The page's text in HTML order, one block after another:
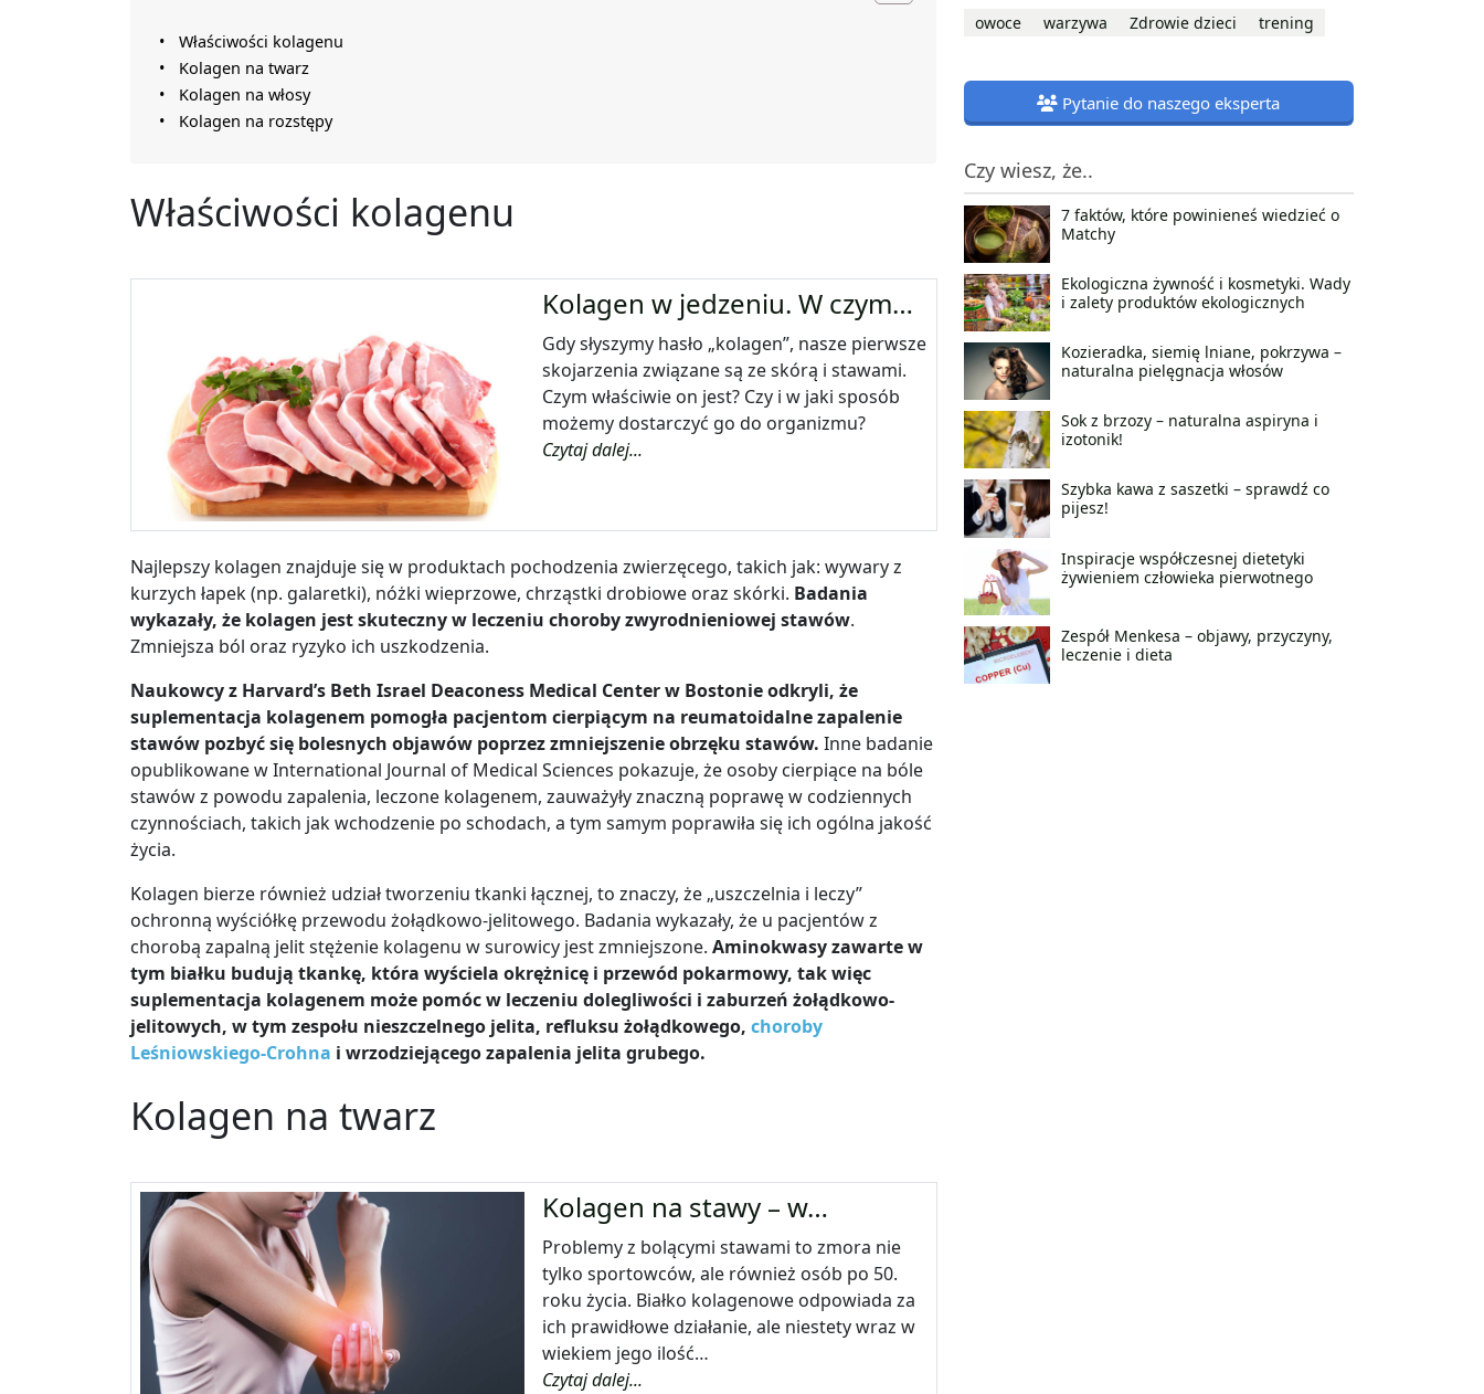
Właściwości kolagenu
Kolagen na twarz
Kolagen na włosy
Kolagen na rozstępy
Właściwości kolagenu
Kolagen w jedzeniu. W czym…
Gdy słyszymy hasło „kolagen”, nasze pierwsze
skojarzenia związane są ze skórą i stawami.
Czym właściwie on jest? Czy i w jaki sposób
możemy dostarczyć go do organizmu?
Czytaj dalej...
Najlepszy kolagen znajduje się w produktach pochodzenia zwierzęcego, takich jak: wywary z
kurzych łapek (np. galaretki), nóżki wieprzowe, chrząstki drobiowe oraz skórki. Badania
wykazały, że kolagen jest skuteczny w leczeniu choroby zwyrodnieniowej stawów.
Zmniejsza ból oraz ryzyko ich uszkodzenia.
Naukowcy z Harvard’s Beth Israel Deaconess Medical Center w Bostonie odkryli, że
suplementacja kolagenem pomogła pacjentom cierpiącym na reumatoidalne zapalenie
stawów pozbyć się bolesnych objawów poprzez zmniejszenie obrzęku stawów. Inne badanie
opublikowane w International Journal of Medical Sciences pokazuje, że osoby cierpiące na bóle
stawów z powodu zapalenia, leczone kolagenem, zauważyły znaczną poprawę w codziennych
czynnościach, takich jak wchodzenie po schodach, a tym samym poprawiła się ich ogólna jakość
życia.
Kolagen bierze również udział tworzeniu tkanki łącznej, to znaczy, że „uszczelnia i leczy”
ochronną wyściółkę przewodu żołądkowo-jelitowego. Badania wykazały, że u pacjentów z
chorobą zapalną jelit stężenie kolagenu w surowicy jest zmniejszone. Aminokwasy zawarte w
tym białku budują tkankę, która wyściela okrężnicę i przewód pokarmowy, tak więc
suplementacja kolagenem może pomóc w leczeniu dolegliwości i zaburzeń żołądkowo-
jelitowych, w tym zespołu nieszczelnego jelita, refluksu żołądkowego, choroby
Leśniowskiego-Crohna i wrzodziejącego zapalenia jelita grubego.
Kolagen na twarz
Kolagen na stawy – w…
Problemy z bolącymi stawami to zmora nie
tylko sportowców, ale również osób po 50.
roku życia. Białko kolagenowe odpowiada za
ich prawidłowe działanie, ale niestety wraz w
wiekiem jego ilość…
Czytaj dalej...
owoce warzywa Zdrowie dzieci trening
Pytanie do naszego eksperta
Czy wiesz, że..
7 faktów, które powinieneś wiedzieć o
Matchy
Ekologiczna żywność i kosmetyki. Wady
i zalety produktów ekologicznych
Kozieradka, siemię lniane, pokrzywa –
naturalna pielęgnacja włosów
Sok z brzozy – naturalna aspiryna i
izotonik!
Szybka kawa z saszetki – sprawdź co
pijesz!
Inspiracje współczesnej dietetyki
żywieniem człowieka pierwotnego
Zespół Menkesa – objawy, przyczyny,
leczenie i dieta